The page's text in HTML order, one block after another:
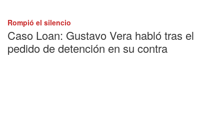
Rompió el silencio
Caso Loan: Gustavo Vera habló tras el
pedido de detención en su contra